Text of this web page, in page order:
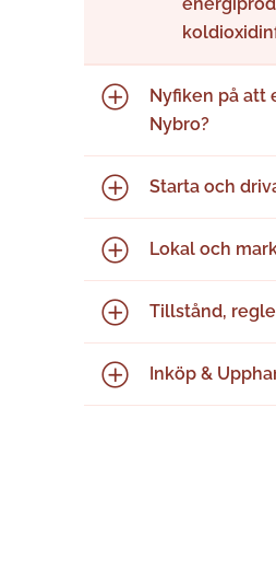
Nyfiken på att
Nybro?
Starta och
Lokal och
Tillstånd,
Inköp &